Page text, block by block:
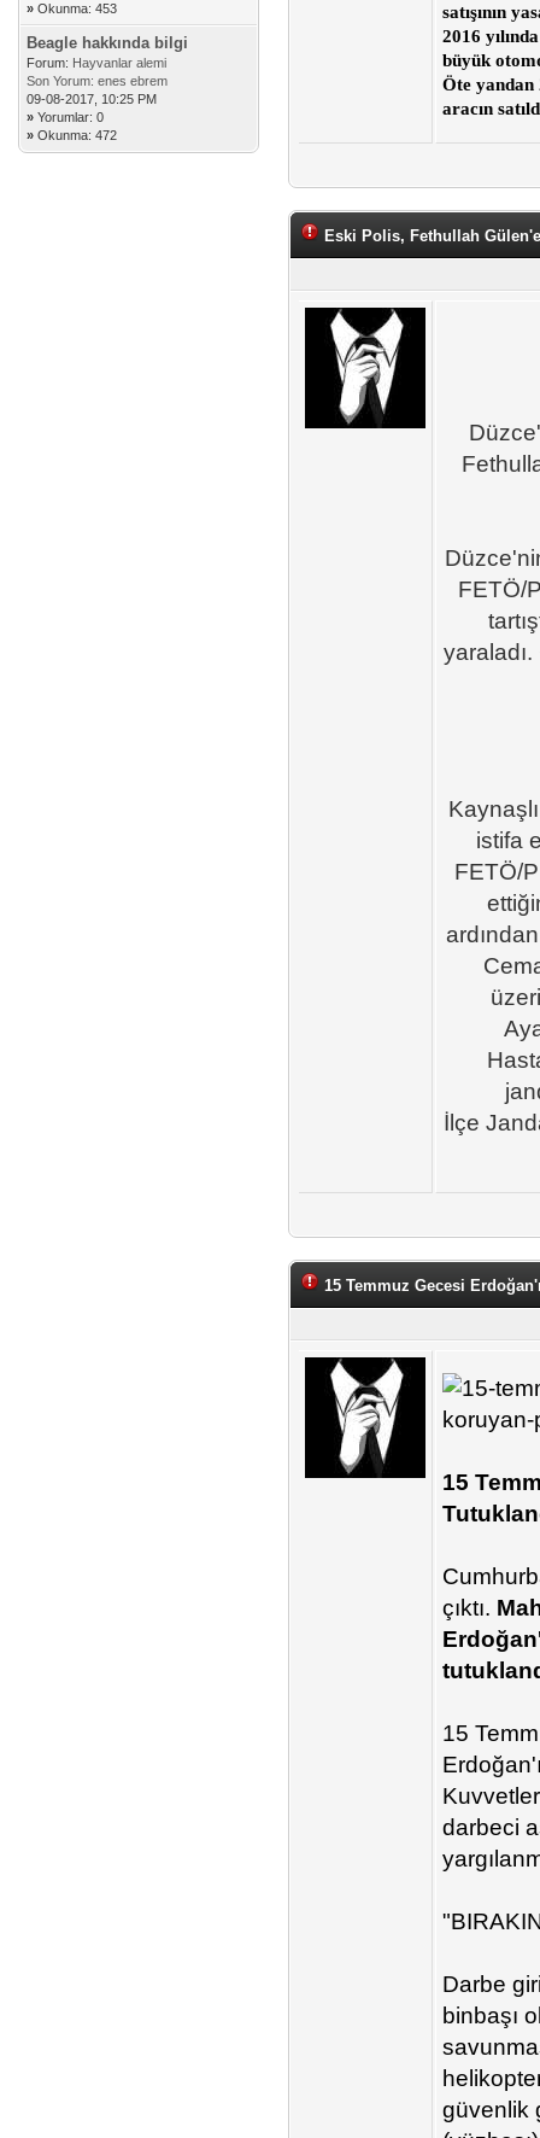
» Okunma: 453
Beagle hakkında bilgi
Forum: Hayvanlar alemi
Son Yorum: enes ebrem
09-08-2017, 10:25 PM
» Yorumlar: 0
» Okunma: 472
satışının
2016
büyük
Öte yandan
aracın
Eski Polis, Fethullah
FETÖ/
istifa
FETÖ/
İlçe
15 Temmuz Gecesi
15
çıktı.
15
darbeci
Darbe
binbaşı
güvenlik